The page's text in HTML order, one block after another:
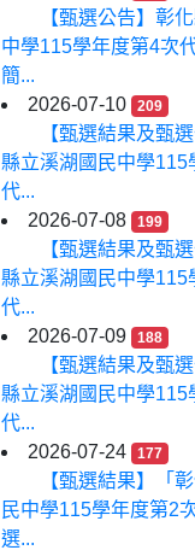
【甄選公告】彰
中學115學年度第4次
簡...
2026-07-10
209
【甄選結果及甄
縣立溪湖國民中學115
代...
2026-07-08
199
【甄選結果及甄
縣立溪湖國民中學115
代...
2026-07-09
188
【甄選結果及甄
縣立溪湖國民中學115
代...
2026-07-24
177
【甄選結果】「
民中學115學年度第2
選...